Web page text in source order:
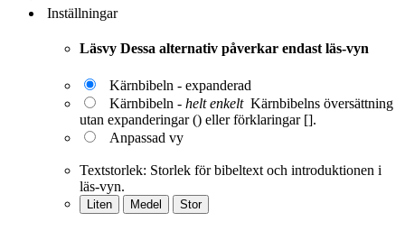
Inställningar
Läsvy Dessa alternativ påverkar endast läs-vyn
Kärnbibeln - expanderad
Kärnbibeln - helt enkelt Kärnbibelns översättning
utan expanderingar () eller förklaringar [].
Anpassad vy
Textstorlek: Storlek för bibeltext och introduktionen i
läs-vyn.
Liten Medel Stor